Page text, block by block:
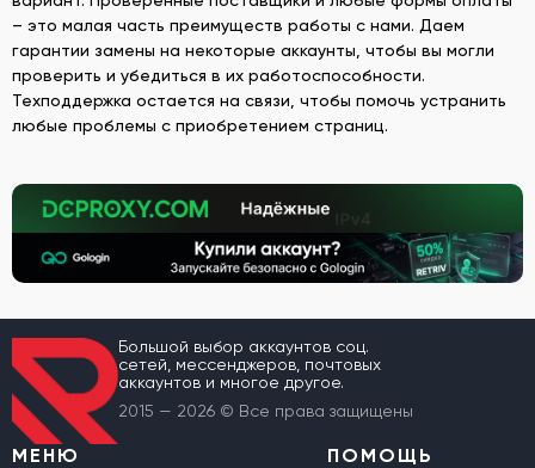
– это малая часть преимуществ работы с нами. Даем
гарантии замены на некоторые аккаунты, чтобы вы могли
проверить и убедиться в их работоспособности.
Техподдержка остается на связи, чтобы помочь устранить
любые проблемы с приобретением страниц.
Большой выбор аккаунтов соц.
сетей, мессенджеров, почтовых
аккаунтов и многое другое.
2015 — 2026 © Все права защищены
МЕНЮ ПОМОЩЬ